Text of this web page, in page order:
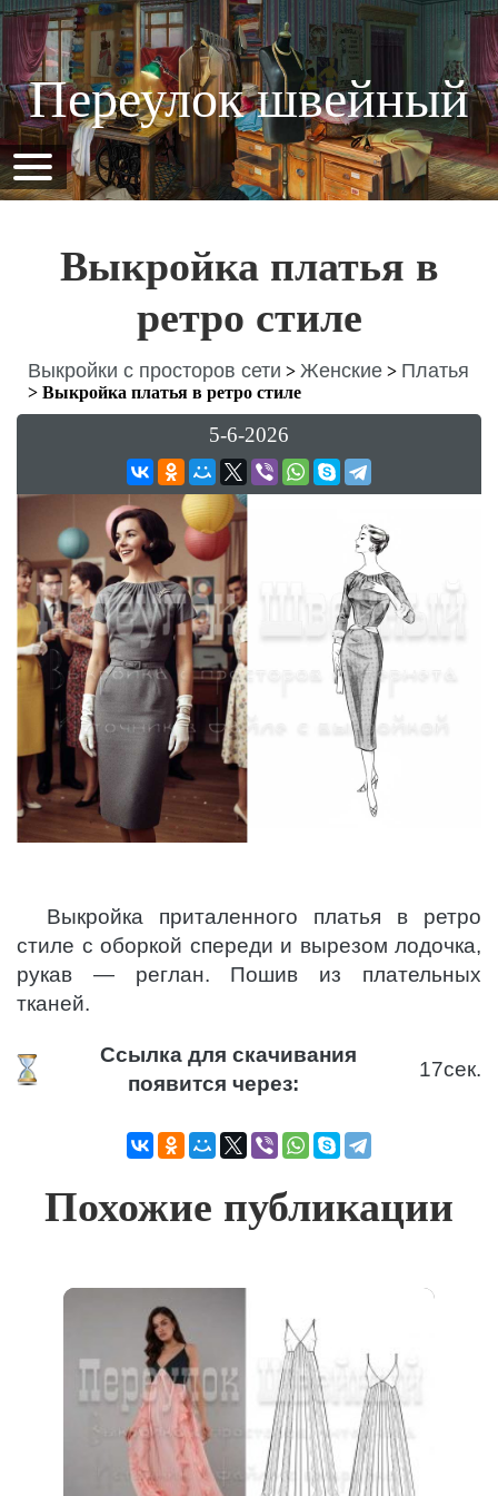
Переулок швейный
Выкройка платья в
ретро стиле
Выкройки с просторов сети > Женские > Платья
> Выкройка платья в ретро стиле
5-6-2026
Выкройка приталенного платья в ретро
стиле с оборкой спереди и вырезом лодочка,
рукав — реглан. Пошив из плательных
тканей.
Ссылка для скачивания
появится через:
16сек.
Похожие публикации